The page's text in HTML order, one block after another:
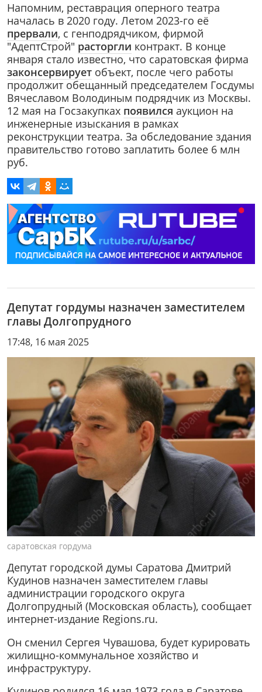
Напомним, реставрация оперного театра
началась в 2020 году. Летом 2023-го её
прервали, с генподрядчиком, фирмой
"АдептСтрой" расторгли контракт. В конце
января стало известно, что саратовская фирма
законсервирует объект, после чего работы
продолжит обещанный председателем Госдумы
Вячеславом Володиным подрядчик из Москвы.
12 мая на Госзакупках появился аукцион на
инженерные изыскания в рамках
реконструкции театра. За обследование здания
правительство готово заплатить более 6 млн
руб.
Депутат гордумы назначен заместителем
главы Долгопрудного
17:48, 16 мая 2025
саратовская гордума
Депутат городской думы Саратова Дмитрий
Кудинов назначен заместителем главы
администрации городского округа
Долгопрудный (Московская область), сообщает
интернет-издание Regions.ru.
Он сменил Сергея Чувашова, будет курировать
жилищно-коммунальное хозяйство и
инфраструктуру.